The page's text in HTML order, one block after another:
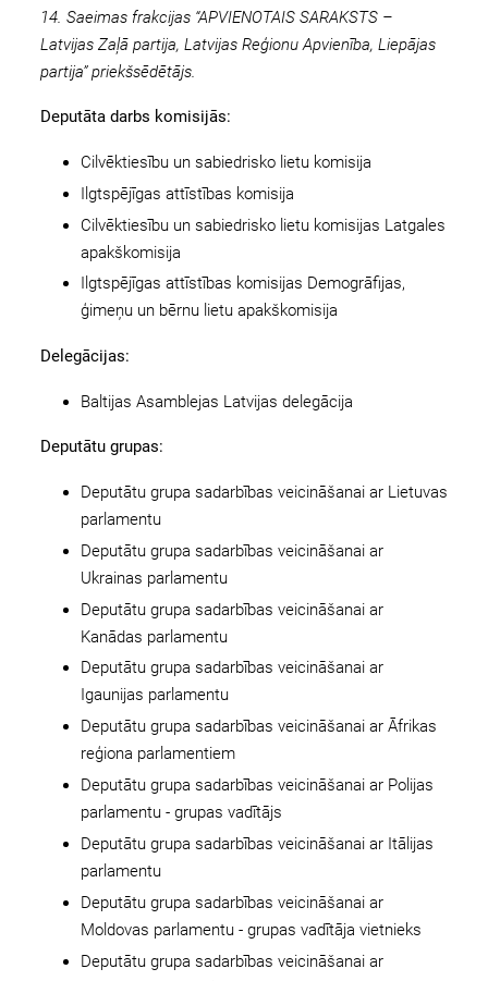
14. Saeimas frakcijas “APVIENOTAIS SARAKSTS –
Latvijas Zaļā partija, Latvijas Reģionu Apvienība, Liepājas
partija” priekšsēdētājs.
Deputāta darbs komisijās:
Cilvēktiesību un sabiedrisko lietu komisija
Ilgtspējīgas attīstības komisija
Cilvēktiesību un sabiedrisko lietu komisijas Latgales
apakškomisija
Ilgtspējīgas attīstības komisijas Demogrāfijas,
ģimeņu un bērnu lietu apakškomisija
Delegācijas:
Baltijas Asamblejas Latvijas delegācija
Deputātu grupas:
Deputātu grupa sadarbības veicināšanai ar Lietuvas
parlamentu
Deputātu grupa sadarbības veicināšanai ar
Ukrainas parlamentu
Deputātu grupa sadarbības veicināšanai ar
Kanādas parlamentu
Deputātu grupa sadarbības veicināšanai ar
Igaunijas parlamentu
Deputātu grupa sadarbības veicināšanai ar Āfrikas
reģiona parlamentiem
Deputātu grupa sadarbības veicināšanai ar Polijas
parlamentu - grupas vadītājs
Deputātu grupa sadarbības veicināšanai ar Itālijas
parlamentu
Deputātu grupa sadarbības veicināšanai ar
Moldovas parlamentu - grupas vadītāja vietnieks
Deputātu grupa sadarbības veicināšanai ar